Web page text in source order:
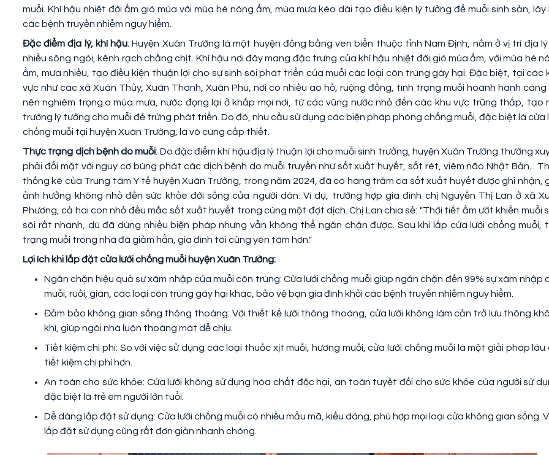
muỗi. Khí hậu nhiệt đới ẩm gió mùa với mùa hè nóng ẩm, mùa mưa kéo dài tạo điều kiện lý tưởng để muỗi sinh sản, lây
các bệnh truyền nhiễm nguy hiểm.
Đặc điểm địa lý, khí hậu: Huyện Xuân Trường là một huyện đồng bằng ven biển thuộc tỉnh Nam Định, nằm ở vị trí địa
nhiều sông ngòi, kênh rạch chằng chịt. Khí hậu nơi đây mang đặc trưng của khí hậu nhiệt đới gió mùa ẩm, với mùa hè
ẩm, mưa nhiều, tạo điều kiện thuận lợi cho sự sinh sôi phát triển của muỗi các loại côn trùng gây hại. Đặc biệt, tại các
vực như các xã Xuân Thủy, Xuân Thành, Xuân Phú, nơi có nhiều ao hồ, ruộng đồng, tình trạng muỗi hoành hành
nên nghiêm trọng.o mùa mưa, nước đọng lại ở khắp mọi nơi, từ các vũng nước nhỏ đến các khu vực trũng thấp, tạo
trường lý tưởng cho muỗi đẻ trứng phát triển. Do đó, nhu cầu sử dụng các biện pháp phòng chống muỗi, đặc biệt là cửa
chống muỗi tại huyện Xuân Trường, là vô cùng cấp thiết.
Thực trạng dịch bệnh do muỗi: Do đặc điểm khí hậu địa lý thuận lợi cho muỗi sinh trưởng, huyện Xuân Trường thường
phải đối mặt với nguy cơ bùng phát các dịch bệnh do muỗi truyền như sốt xuất huyết, sốt rét, viêm não Nhật Bản...
thống kê của Trung tâm Y tế huyện Xuân Trường, trong năm 2024, đã có hàng trăm ca sốt xuất huyết được ghi nhận,
ảnh hưởng không nhỏ đến sức khỏe đời sống của người dân. Ví dụ, trường hợp gia đình chị Nguyễn Thị Lan ở xã
Phương, cả hai con nhỏ đều mắc sốt xuất huyết trong cùng một đợt dịch. Chị Lan chia sẻ: "Thời tiết ẩm ướt khiến muỗi
sôi rất nhanh, dù đã dùng nhiều biện pháp nhưng vẫn không thể ngăn chặn được. Sau khi lắp cửa lưới chống muỗi,
trạng muỗi trong nhà đã giảm hẳn, gia đình tôi cũng yên tâm hơn."
Lợi ích khi lắp đặt cửa lưới chống muỗi huyện Xuân Trường:
Ngăn chặn hiệu quả sự xâm nhập của muỗi côn trùng: Cửa lưới chống muỗi giúp ngăn chặn đến 99% sự xâm nhập
muỗi, ruồi, gián, các loại côn trùng gây hại khác, bảo vệ bạn gia đình khỏi các bệnh truyền nhiễm nguy hiểm.
Đảm bảo không gian sống thông thoáng: Với thiết kế lưới thông thoáng, cửa lưới không làm cản trở lưu thông
khí, giúp ngôi nhà luôn thoáng mát dễ chịu.
Tiết kiệm chi phí: So với việc sử dụng các loại thuốc xịt muỗi, hương muỗi, cửa lưới chống muỗi là một giải pháp lâu
tiết kiệm chi phí hơn.
An toàn cho sức khỏe: Cửa lưới không sử dụng hóa chất độc hại, an toàn tuyệt đối cho sức khỏe của người sử
đặc biệt là trẻ em người lớn tuổi.
Dễ dàng lắp đặt sử dụng: Cửa lưới chống muỗi có nhiều mẫu mã, kiểu dáng, phù hợp mọi loại cửa không gian sống.
lắp đặt sử dụng cũng rất đơn giản nhanh chóng.